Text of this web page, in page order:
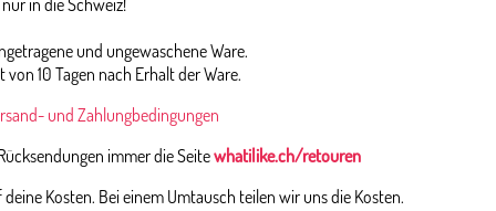
in die Schweiz!
und ungewaschene Ware.
von 10 Tagen nach Erhalt der Ware.
und Zahlungbedingungen
immer die Seitewhatilike.ch/retouren
Kosten. Bei einem Umtausch teilen wir uns die Kosten.